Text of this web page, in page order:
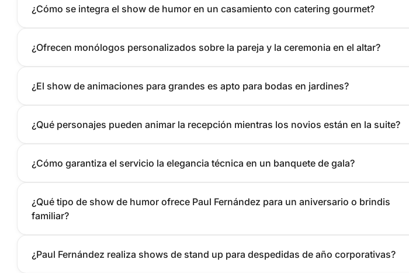
¿Cómo se integra el show de humor en un casamiento con catering gourmet?
¿Ofrecen monólogos personalizados sobre la pareja y la ceremonia en el altar?
¿El show de animaciones para grandes es apto para bodas en jardines?
¿Qué personajes pueden animar la recepción mientras los novios están en la suite?
¿Cómo garantiza el servicio la elegancia técnica en un banquete de gala?
¿Qué tipo de show de humor ofrece Paul Fernández para un aniversario o brindis
familiar?
¿Paul Fernández realiza shows de stand up para despedidas de año corporativas?